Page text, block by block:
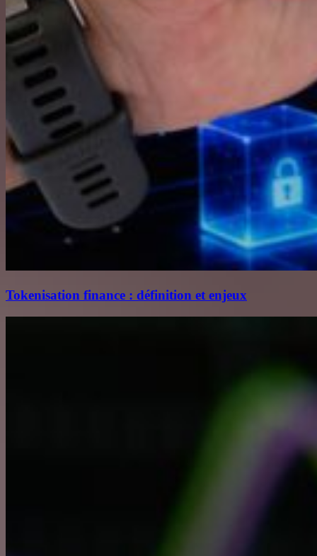
Tokenisation finance : définition et enjeux